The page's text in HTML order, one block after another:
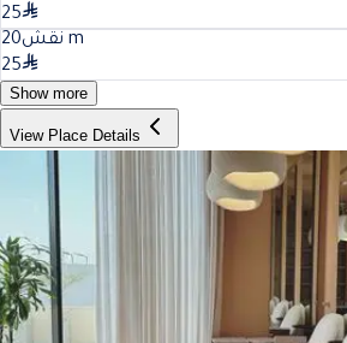
25
نقش20
m
25
Show more
View Place Details